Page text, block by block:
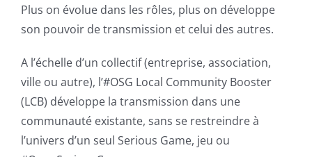
Plus on évolue dans les rôles, plus on développe
son pouvoir de transmission et celui des autres.
A l’échelle d’un collectif (entreprise, association,
ville ou autre), l’#OSG Local Community Booster
(LCB) développe la transmission dans une
communauté existante, sans se restreindre à
l’univers d’un seul Serious Game, jeu ou